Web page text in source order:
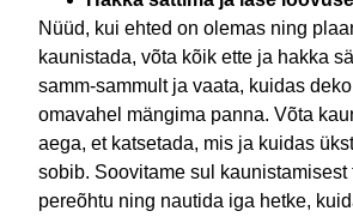
Nüüd, kui ehted on olemas ning
kaunistada, võta kõik ette ja hakka
samm-sammult ja vaata, kuidas
omavahel mängima panna. Võta
aega, et katsetada, mis ja kuidas
sobib. Soovitame sul kaunistamisest
pereõhtu ning nautida iga hetke,